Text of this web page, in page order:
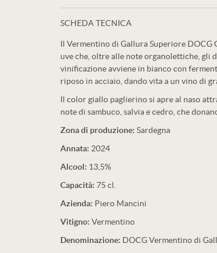
SCHEDA TECNICA
Il Vermentino di Gallura Superiore DOCG
uve che, oltre alle note organolettiche, gli
vinificazione avviene in bianco con
riposo in acciaio, dando vita a un vino di
Il color giallo paglierino si apre al naso
note di sambuco, salvia e cedro, che
Zona di produzione: Sardegna
Annata: 2024
Alcool: 13,5%
Capacità: 75 cl.
Azienda: Piero Mancini
Vitigno: Vermentino
Denominazione: DOCG Vermentino di